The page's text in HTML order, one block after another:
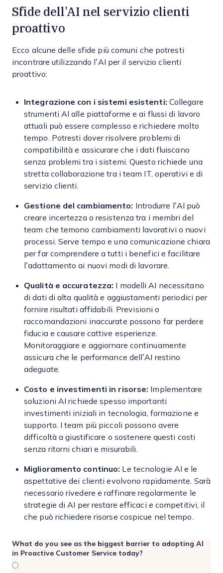
Sfide dell'AI nel servizio clienti
proattivo
Ecco alcune delle sfide più comuni che potresti
incontrare utilizzando l’AI per il servizio clienti
proattivo:
Integrazione con i sistemi esistenti: Collegare
strumenti AI alle piattaforme e ai flussi di lavoro
attuali può essere complesso e richiedere molto
tempo. Potresti dover risolvere problemi di
compatibilità e assicurare che i dati fluiscano
senza problemi tra i sistemi. Questo richiede una
stretta collaborazione tra i team IT, operativi e di
servizio clienti.
Gestione del cambiamento: Introdurre l’AI può
creare incertezza o resistenza tra i membri del
team che temono cambiamenti lavorativi o nuovi
processi. Serve tempo e una comunicazione chiara
per far comprendere a tutti i benefici e facilitare
l’adattamento ai nuovi modi di lavorare.
Qualità e accuratezza: I modelli AI necessitano
di dati di alta qualità e aggiustamenti periodici per
fornire risultati affidabili. Previsioni o
raccomandazioni inaccurate possono far perdere
fiducia e causare cattive esperienze.
Monitoraggiare e aggiornare continuamente
assicura che le performance dell’AI restino
adeguate.
Costo e investimenti in risorse: Implementare
soluzioni AI richiede spesso importanti
investimenti iniziali in tecnologia, formazione e
supporto. I team più piccoli possono avere
difficoltà a giustificare o sostenere questi costi
senza ritorni chiari e misurabili.
Miglioramento continuo: Le tecnologie AI e le
aspettative dei clienti evolvono rapidamente. Sarà
necessario rivedere e raffinare regolarmente le
strategie di AI per restare efficaci e competitivi, il
che può richiedere risorse cospicue nel tempo.
What do you see as the biggest barrier to adopting AI
in Proactive Customer Service today?